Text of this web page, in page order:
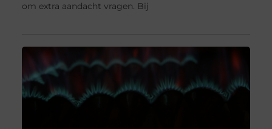
om extra aandacht vragen. Bij